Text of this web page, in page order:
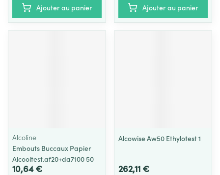
Ajouter au panier Ajouter au panier
Alcoline
Embouts Buccaux Papier
Alcooltest.af20+da7100 50
10,64 €
Alcowise Aw50 Ethylotest 1
262,11 €